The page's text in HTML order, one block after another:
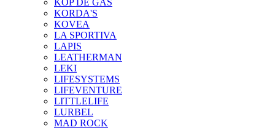
KOP DE GAS
KORDA'S
KOVEA
LA SPORTIVA
LAPIS
LEATHERMAN
LEKI
LIFESYSTEMS
LIFEVENTURE
LITTLELIFE
LURBEL
MAD ROCK